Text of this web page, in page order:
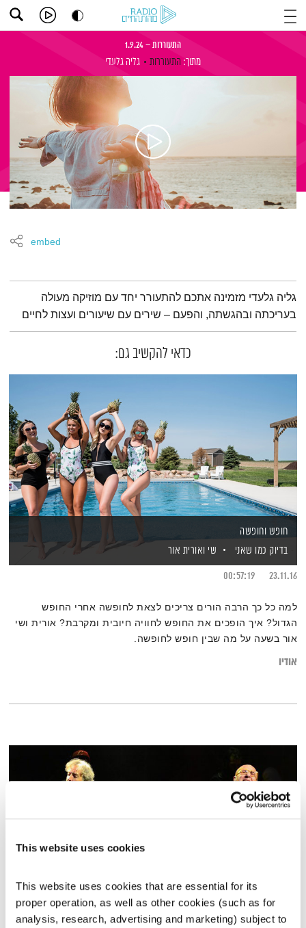
This website uses cookies
This website uses cookies that are essential for its
proper operation, as well as other cookies (such as for
analysis, research, advertising and marketing) subject to
התעוררות – 1.9.24
מתוך: התעוררות גליה גלעדי
embed
תמצית הפודקאסט
גליה גלעדי מזמינה אתכם להתעורר יחד עם מוזיקה מעולה
בעריכתה ובהגשתה, והפעם – שירים עם שיעורים ועצות לחיים
כדאי להקשיב גם:
חופש וחופשה
בדיוק כמו שאני
שי ואורית אור
23.11.16
00:57:19
למה כל כך הרבה הורים צריכים לצאת לחופשה אחרי החופש
הגדול? איך הופכים את החופש לחוויה חיובית ומקרבת? אורית ושי
אור בשעה על מה שבין חופש לחופשה.
אודיו
פה זה טוב – 7.7.25 – ספיישל פורטיסחרוף
פה זה טוב
לירון תאני